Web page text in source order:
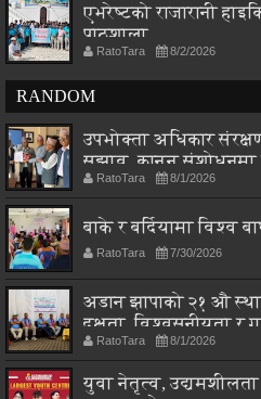
एभरेष्टको राजारानी
पाठशाला
RatoTara 8/2/2026
RANDOM
उपभोक्ता अधिकार
सुझाव, कानुन संशोधनमा
RatoTara 8/1/2026
बाके र बर्दियामा विश्व
RatoTara 7/30/2026
अडान झापाको २१ औ
दक्षता, विश्वसनीयता र
RatoTara 8/1/2026
युवा नेतृत्व, उद्यमशीलता